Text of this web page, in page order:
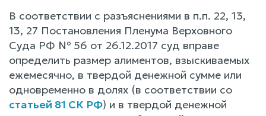
В соответствии с разъяснениями в п.п. 22, 13,
13, 27 Постановления Пленума Верховного
Суда РФ № 56 от 26.12.2017 суд вправе
определить размер алиментов, взыскиваемых
ежемесячно, в твердой денежной сумме или
одновременно в долях (в соответствии со
статьей 81 СК РФ) и в твердой денежной